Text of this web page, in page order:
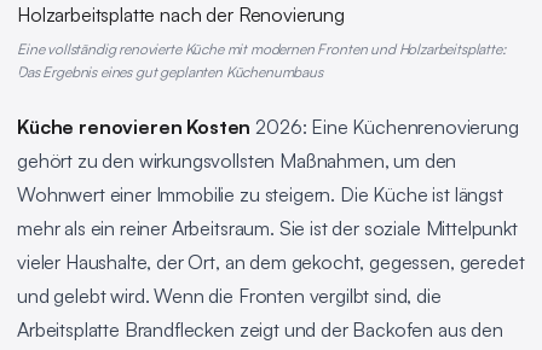
Eine vollständig renovierte Küche mit modernen Fronten und Holzarbeitsplatte:
Das Ergebnis eines gut geplanten Küchenumbaus
Küche renovieren Kosten 2026: Eine Küchenrenovierung
gehört zu den wirkungsvollsten Maßnahmen, um den
Wohnwert einer Immobilie zu steigern. Die Küche ist längst
mehr als ein reiner Arbeitsraum. Sie ist der soziale Mittelpunkt
vieler Haushalte, der Ort, an dem gekocht, gegessen, geredet
und gelebt wird. Wenn die Fronten vergilbt sind, die
Arbeitsplatte Brandflecken zeigt und der Backofen aus den